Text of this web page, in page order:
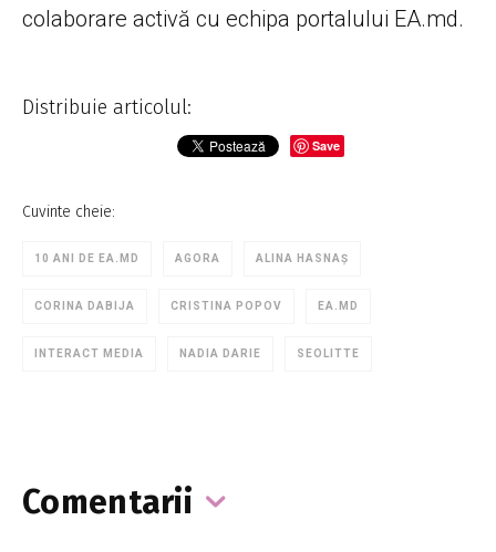
colaborare activă cu echipa portalului EA.md.
Distribuie articolul:
Save
Cuvinte cheie:
10 ANI DE EA.MD AGORA ALINA HASNAȘ
CORINA DABIJA CRISTINA POPOV EA.MD
INTERACT MEDIA NADIA DARIE SEOLITTE
Comentarii